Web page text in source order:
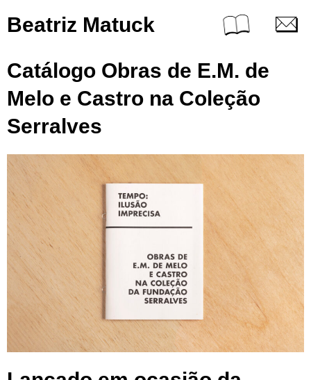
Beatriz Matuck
Catálogo Obras de E.M. de
Melo e Castro na Coleção
Serralves